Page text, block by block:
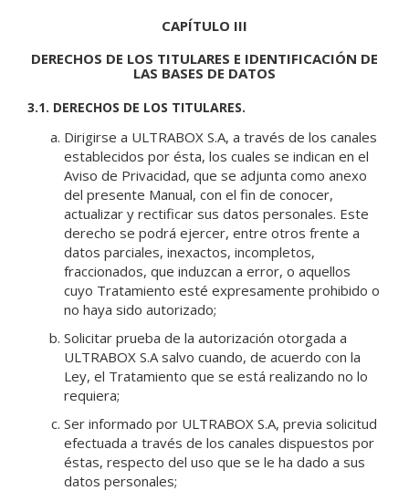
CAPÍTULO III
DERECHOS DE LOS TITULARES E IDENTIFICACIÓN DE
LAS BASES DE DATOS
3.1. DERECHOS DE LOS TITULARES.
Dirigirse a ULTRABOX S.A, a través de los canales
establecidos por ésta, los cuales se indican en el
Aviso de Privacidad, que se adjunta como anexo
del presente Manual, con el fin de conocer,
actualizar y rectificar sus datos personales. Este
derecho se podrá ejercer, entre otros frente a
datos parciales, inexactos, incompletos,
fraccionados, que induzcan a error, o aquellos
cuyo Tratamiento esté expresamente prohibido o
no haya sido autorizado;
Solicitar prueba de la autorización otorgada a
ULTRABOX S.A salvo cuando, de acuerdo con la
Ley, el Tratamiento que se está realizando no lo
requiera;
Ser informado por ULTRABOX S.A, previa solicitud
efectuada a través de los canales dispuestos por
éstas, respecto del uso que se le ha dado a sus
datos personales;